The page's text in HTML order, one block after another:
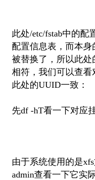
此处/etc/fstab中的配
配置信息表，而本身
被替换了，所以此
相符，我们可以查
此处的UUID一致：
先df -hT看一下对应
由于系统使用的是
admin查看一下它实